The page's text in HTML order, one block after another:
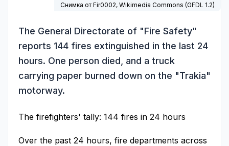
Снимка от Fir0002, Wikimedia Commons (GFDL 1.2)
The General Directorate of "Fire Safety"
reports 144 fires extinguished in the last 24
hours. One person died, and a truck
carrying paper burned down on the "Trakia"
motorway.
The firefighters' tally: 144 fires in 24 hours
Over the past 24 hours, fire departments across